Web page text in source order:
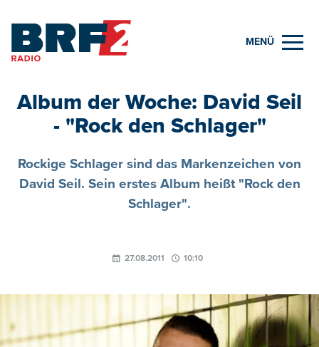
MENÜ
Album der Woche: David Seil
- "Rock den Schlager"
Rockige Schlager sind das Markenzeichen von
David Seil. Sein erstes Album heißt "Rock den
Schlager".
27.08.2011 10:10